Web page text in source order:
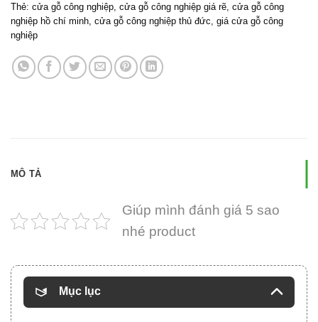
Thẻ: cửa gỗ công nghiệp cửa gỗ công nghiệp giá rẽ cửa gỗ công
nghiệp hồ chí minh cửa gỗ công nghiệp thủ đức giá cửa gỗ công
nghiệp
MÔ TẢ
Giúp mình đánh giá 5 sao
nhé product
Mục lục